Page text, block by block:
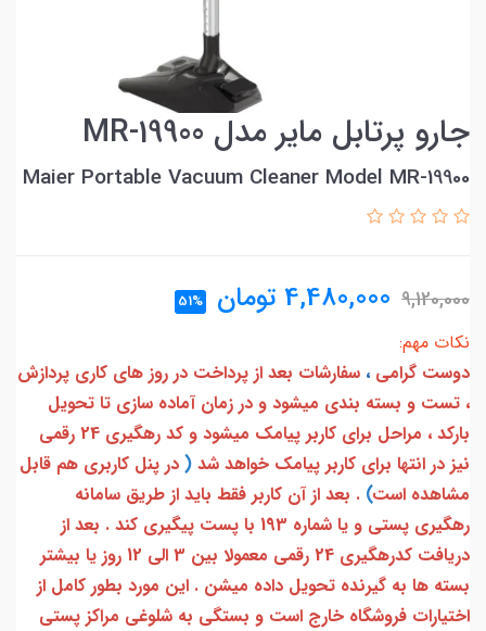
جارو پرتابل مایر مدل MR-19900
Maier Portable Vacuum Cleaner Model MR-19900
9,120,000
4,480,000 تومان 51%
نکات مهم:
دوست گرامی ، سفارشات بعد از پرداخت در روز های کاری پردازش
، تست و بسته بندی میشود و در زمان آماده سازی تا تحویل
بارکد ، مراحل برای کاربر پیامک میشود و کد رهگیری 24 رقمی
نیز در انتها برای کاربر پیامک خواهد شد ( در پنل کاربری هم قابل
مشاهده است) . بعد از آن کاربر فقط باید از طریق سامانه
رهگیری پستی و یا شماره 193 با پست پیگیری کند . بعد از
دریافت کدرهگیری 24 رقمی معمولا بین 3 الی 12 روز یا بیشتر
بسته ها به گیرنده تحویل داده میشن . این مورد بطور کامل از
اختیارات فروشگاه خارج است و بستگی به شلوغی مراکز پستی